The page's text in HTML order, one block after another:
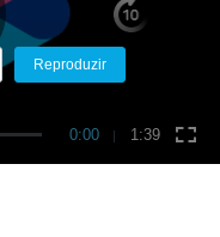
0:00 1:39
Reproduzir